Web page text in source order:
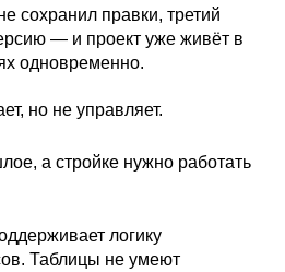
сохранил правки, третий
— и проект уже живёт в
одновременно.
но не управляет.
а стройке нужно работать
логику
Таблицы не умеют